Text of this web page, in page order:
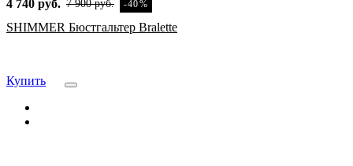
4 740 руб. 7 900 руб. -40%
SHIMMER Бюстгальтер Bralette
Купить